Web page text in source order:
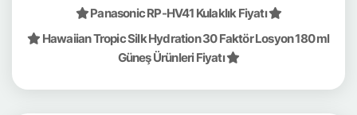
Panasonic RP-HV41 Kulaklık Fiyatı
Hawaiian Tropic Silk Hydration 30 Faktör Losyon 180 ml
Güneş Ürünleri Fiyatı